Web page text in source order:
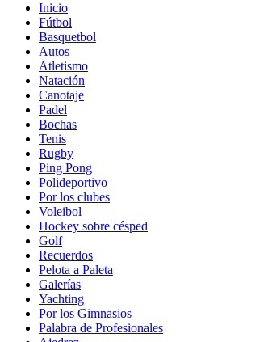
Inicio
Fútbol
Basquetbol
Autos
Atletismo
Natación
Canotaje
Padel
Bochas
Tenis
Rugby
Ping Pong
Polideportivo
Por los clubes
Voleibol
Hockey sobre césped
Golf
Recuerdos
Pelota a Paleta
Galerías
Yachting
Por los Gimnasios
Palabra de Profesionales